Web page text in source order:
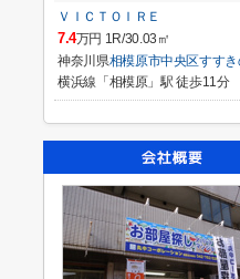
ＶＩＣＴＯＩＲＥ
7.4万円 1R/30.03㎡
神奈川県相模原市中央区すす
横浜線「相模原」駅 徒歩11分